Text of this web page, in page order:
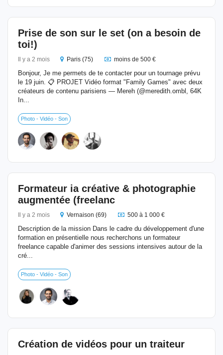
Prise de son sur le set (on a besoin de
toi!)
Il y a 2 mois Paris (75) moins de 500 €
Bonjour, Je me permets de te contacter pour un tournage prévu
le 19 juin. 📋 PROJET Vidéo format "Family Games" avec deux
créateurs de contenu parisiens — Mereh (@meredith.ombl, 64K
In...
Photo - Vidéo - Son
Formateur ia créative & photographie
augmentée (freelanc
Il y a 2 mois Vernaison (69) 500 à 1 000 €
Description de la mission Dans le cadre du développement d'une
formation en présentielle nous recherchons un formateur
freelance capable d'animer des sessions intensives autour de la
cré...
Photo - Vidéo - Son
Création de vidéos pour un traiteur